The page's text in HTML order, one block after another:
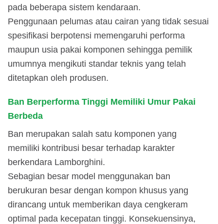
pada beberapa sistem kendaraan.
Penggunaan pelumas atau cairan yang tidak sesuai
spesifikasi berpotensi memengaruhi performa
maupun usia pakai komponen sehingga pemilik
umumnya mengikuti standar teknis yang telah
ditetapkan oleh produsen.
Ban Berperforma Tinggi Memiliki Umur Pakai
Berbeda
Ban merupakan salah satu komponen yang
memiliki kontribusi besar terhadap karakter
berkendara Lamborghini.
Sebagian besar model menggunakan ban
berukuran besar dengan kompon khusus yang
dirancang untuk memberikan daya cengkeram
optimal pada kecepatan tinggi. Konsekuensinya,